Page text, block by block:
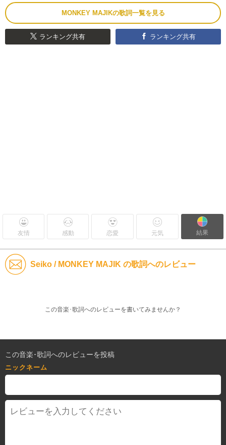
MONKEY MAJIKの歌詞一覧を見る
ランキング共有 ランキング共有
友情 感動 恋愛 元気 結果
Seiko / MONKEY MAJIK の歌詞へのレビュー
この音楽･歌詞へのレビューを書いてみませんか？
この音楽･歌詞へのレビューを投稿
ニックネーム